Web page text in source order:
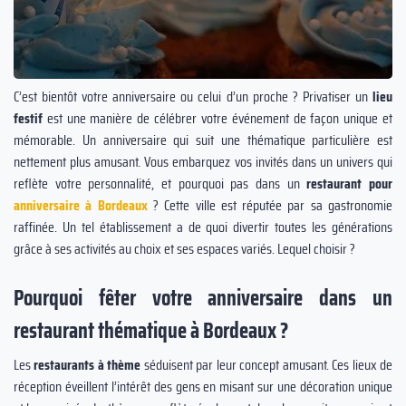
C’est bientôt votre anniversaire ou celui d’un proche ? Privatiser un lieu
festif est une manière de célébrer votre événement de façon unique et
mémorable. Un anniversaire qui suit une thématique particulière est
nettement plus amusant. Vous embarquez vos invités dans un univers qui
reflète votre personnalité, et pourquoi pas dans unrestaurant pour
anniversaire à Bordeaux ? Cette ville est réputée par sa gastronomie
raffinée. Un tel établissement a de quoi divertir toutes les générations
grâce à ses activités au choix et ses espaces variés. Lequel choisir ?
Pourquoi fêter votre anniversaire dans un
restaurant thématique à Bordeaux ?
Lesrestaurants à thèmeséduisent par leur concept amusant. Ces lieux de
réception éveillent l’intérêt des gens en misant sur une décoration unique